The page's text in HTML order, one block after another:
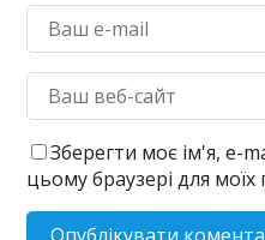
Зберегти моє ім'я, e-
цьому браузері для